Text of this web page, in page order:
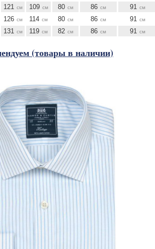
121 см 109 см 80 см 86 см 91 см
126 см 114 см 80 см 86 см 91 см
131 см 119 см 82 см 86 см 91 см
(товары в наличии)